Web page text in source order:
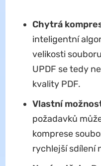
Chytrá
inteligentní
velikosti
UPDF se tedy
kvality PDF.
Vlastní
požadavků
komprese
rychlejší sdílení